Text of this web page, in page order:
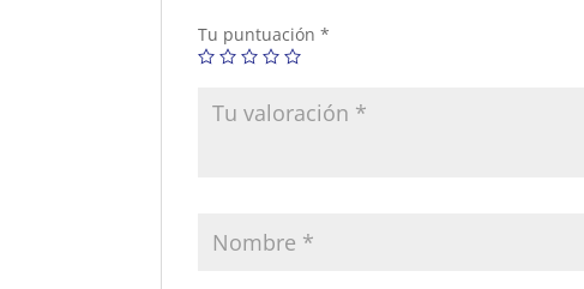
Tu puntuación*